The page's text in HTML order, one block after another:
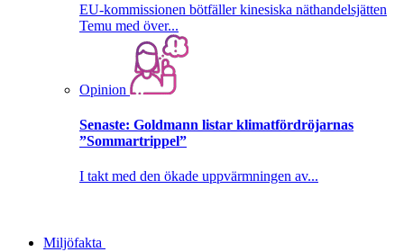
EU-kommissionen bötfäller kinesiska näthandelsjätten
Temu med över...
Opinion
Senaste: Goldmann listar klimatfördröjarnas
”Sommartrippel”
I takt med den ökade uppvärmningen av...
Miljöfakta